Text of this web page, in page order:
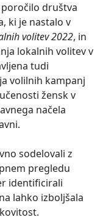
društva
ki je nastalo v
volitev 2022, in
lokalnih volitev v
tudi
volilnih kampanj
žensk v
načela
sodelovali z
pregledu
identificirali
lahko izboljšala